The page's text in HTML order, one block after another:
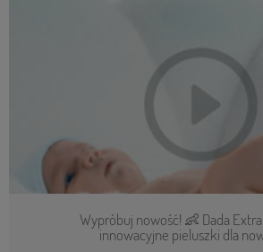
Wypróbuj nowość! 👶 Dada Extra
innowacyjne pieluszki dla